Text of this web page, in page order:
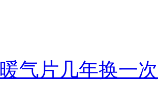
暖气片几年换一